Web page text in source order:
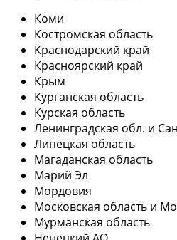
Коми
Костромская область
Краснодарский край
Красноярский край
Крым
Курганская область
Курская область
Ленинградская обл. и
Липецкая область
Магаданская область
Марий Эл
Мордовия
Московская область и
Мурманская область